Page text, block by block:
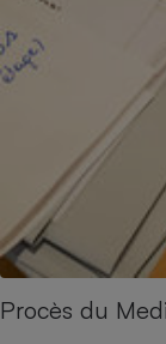
Procès du